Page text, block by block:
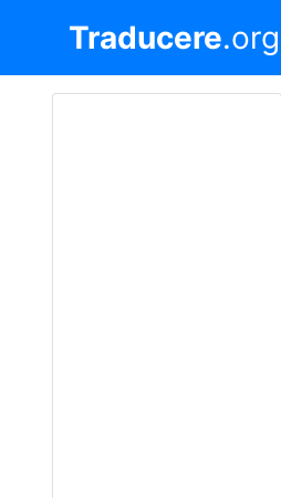
Traducere.org